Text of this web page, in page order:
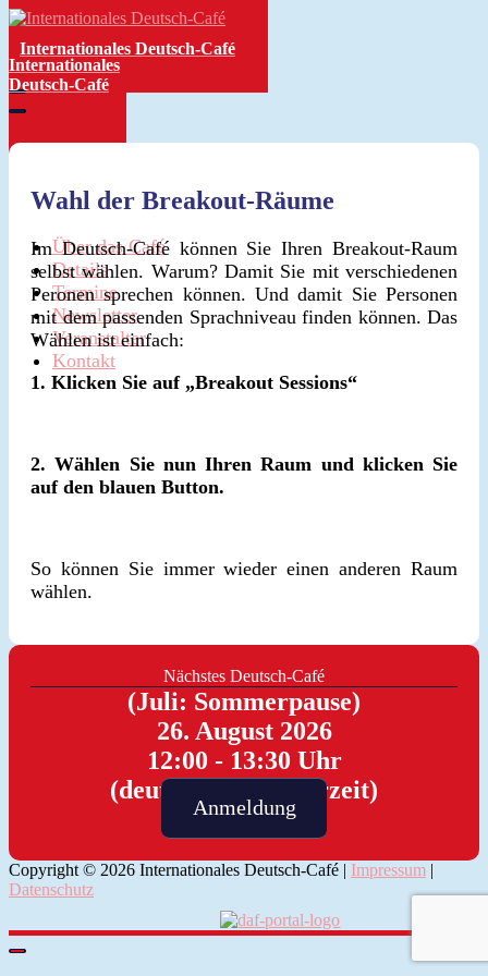
Zum
springen
Internationales Deutsch-Café
Internationales
Deutsch-Café
Über das Café
Details
Termine
Newsletter
Veranstalter
Kontakt
Wahl der Breakout-Räume
Im Deutsch-Café können Sie Ihren Breakout-Raum
selbst wählen. Warum? Damit Sie mit verschiedenen
Peronen sprechen können. Und damit Sie Personen
mit dem passenden Sprachniveau finden können. Das
Wählen ist einfach:
1. Klicken Sie auf „Breakout Sessions“
2. Wählen Sie nun Ihren Raum und klicken Sie
auf den blauen Button.
So können Sie immer wieder einen anderen Raum
wählen.
Nächstes Deutsch-Café
(Juli: Sommerpause)
26. August 2026
12:00 - 13:30 Uhr
(deutscher Sommerzeit)
Anmeldung
Copyright © 2026 Internationales Deutsch-Café | Impressum |
Datenschutz